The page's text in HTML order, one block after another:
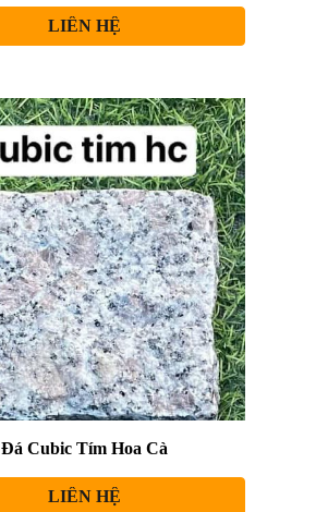
LIÊN HỆ
Đá Cubic Tím Hoa Cà
LIÊN HỆ